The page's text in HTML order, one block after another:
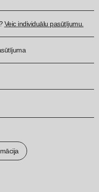
Veic individuālu pasūtījumu.